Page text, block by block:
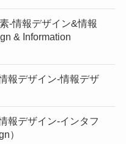
-情報デザイン&情報
& Information
報デザイン-情報デザ
報デザイン-インタフ
）